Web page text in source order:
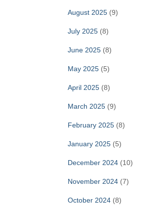
August 2025(9)
July 2025(8)
June 2025(8)
May 2025(5)
April 2025(8)
March 2025(9)
February 2025(8)
January 2025(5)
December 2024(10)
November 2024(7)
October 2024(8)